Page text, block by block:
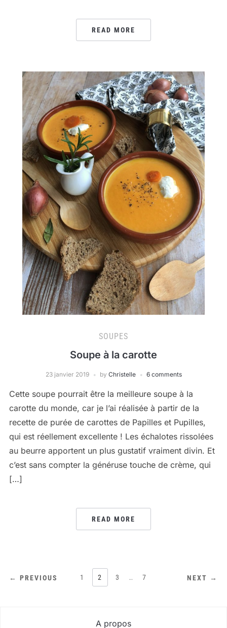
READ MORE
SOUPES
Soupe à la carotte
23 janvier 2019 by Christelle 6 comments
Cette soupe pourrait être la meilleure soupe à la
carotte du monde, car je l’ai réalisée à partir de la
recette de purée de carottes de Papilles et Pupilles,
qui est réellement excellente ! Les échalotes rissolées
au beurre apportent un plus gustatif vraiment divin. Et
c’est sans compter la généruse touche de crème, qui
[…]
READ MORE
PAGINATION
← PREVIOUS 1 2 3 … 7 NEXT →
A propos